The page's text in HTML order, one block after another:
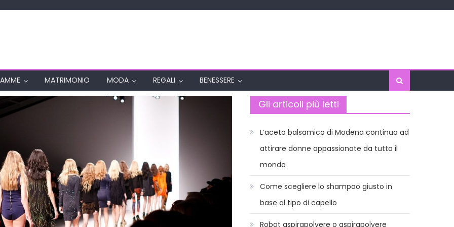
MATRIMONIO MODA REGALI BENESSERE
Gli articoli più letti
L’aceto balsamico di Modena continua ad
attirare donne appassionate da tutto il
mondo
Come scegliere lo shampoo giusto in
base al tipo di capello
Robot aspirapolvere o aspirapolvere